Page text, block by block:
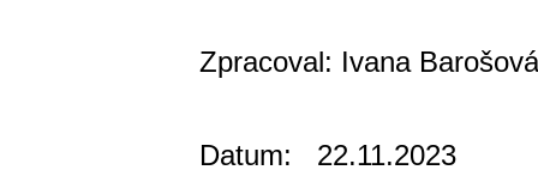
Zpracoval: Ivana Barošová
Datum: 22.11.2023